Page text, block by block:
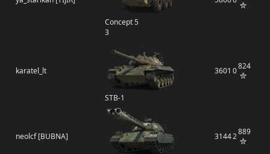
Concept 5
3
karatel_lt
STB-1
3601 0824
neolcf [BUBNA] 31442889